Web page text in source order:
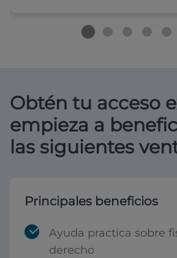
Obtén tu acceso
empieza a
las siguientes
Principales beneficios
Ayuda practica sobre
derecho